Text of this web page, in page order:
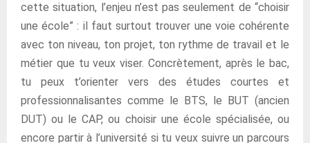
cette situation, l’enjeu n’est pas seulement de “choisir
une école” : il faut surtout trouver une voie cohérente
avec ton niveau, ton projet, ton rythme de travail et le
métier que tu veux viser. Concrètement, après le bac,
tu peux t’orienter vers des études courtes et
professionnalisantes comme le BTS, le BUT (ancien
DUT) ou le CAP, ou choisir une école spécialisée, ou
encore partir à l’université si tu veux suivre un parcours